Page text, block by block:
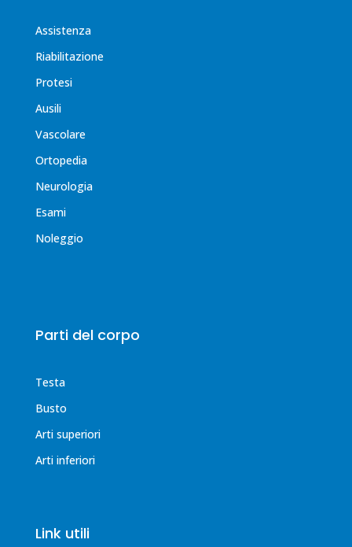
Assistenza
Riabilitazione
Protesi
Ausili
Vascolare
Ortopedia
Neurologia
Esami
Noleggio
Parti del corpo
Testa
Busto
Arti superiori
Arti inferiori
Link utili